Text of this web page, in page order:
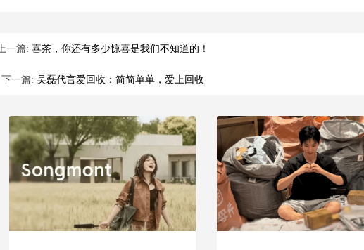
上一篇: 喜茶，你还有多少惊喜是我们不知道的！
下一篇: 吴磊代言爱回收：简简单单，爱上回收